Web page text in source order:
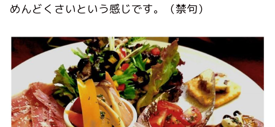
めんどくさいという感じです。（禁句）